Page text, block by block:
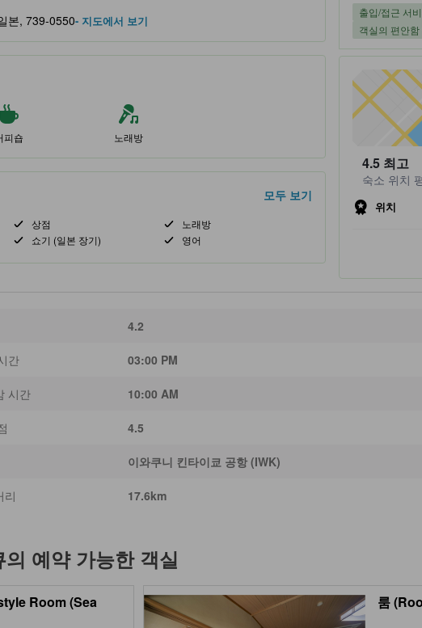
본, 739-0550- 지도에서 보기
피숍 노래방
모두 보기
상점
노래방
쇼기 (일본 장기) 영어
출입/접근 서
객실의 편안
4.5 최고
숙소 위치
위치
4.2
간 03:00 PM
시간 10:00 AM
4.5
이와쿠니 킨타이쿄 공항 (IWK)
리 17.6km
의 예약 가능한 객실
Room (Sea
룸